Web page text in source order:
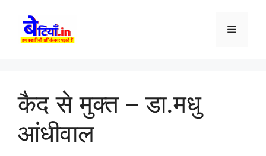
content
Menu
कैद से मुक्त – डा.मधु
आंधीवाल